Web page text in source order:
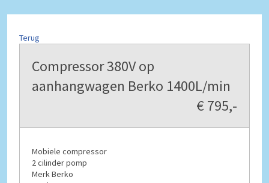
Terug
Compressor 380V op
aanhangwagen Berko 1400L/min
€ 795,-
Mobiele compressor
2 cilinder pomp
Merk Berko